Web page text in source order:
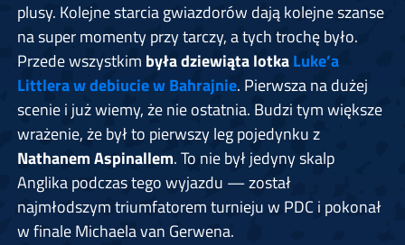
plusy. Kolejne starcia gwiazdorów dają kolejne szanse
na super momenty przy tarczy, a tych trochę było.
Przede wszystkim była dziewiąta lotkaLuke’a
Littlera w debiucie w Bahrajnie. Pierwsza na dużej
scenie i już wiemy, że nie ostatnia. Budzi tym większe
wrażenie, że był to pierwszy leg pojedynku z
Nathanem Aspinallem. To nie był jedyny skalp
Anglika podczas tego wyjazdu — został
najmłodszym triumfatorem turnieju w PDC i pokonał
w finale Michaela van Gerwena.